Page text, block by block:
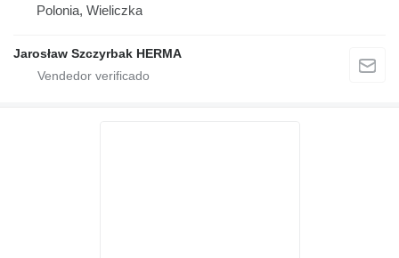
Polonia, Wieliczka
Jarosław Szczyrbak HERMA